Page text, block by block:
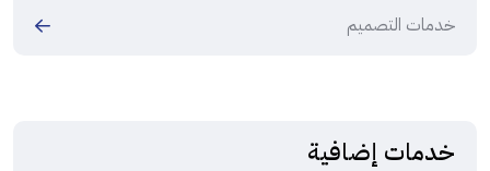
خدمات التصميم
خدمات إضافية